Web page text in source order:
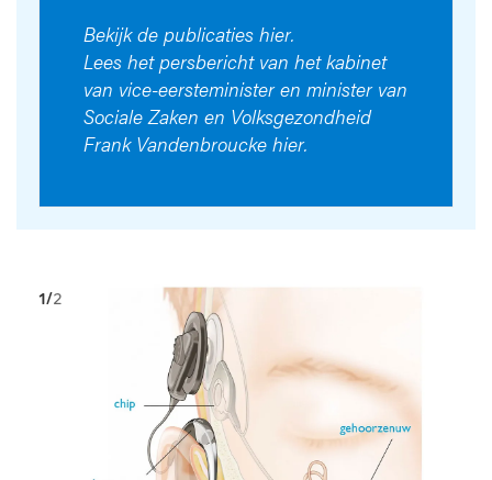
Bekijk de publicaties hier.
Lees het persbericht van het kabinet
van vice-eersteminister en minister van
Sociale Zaken en Volksgezondheid
Frank Vandenbroucke hier.
1/2